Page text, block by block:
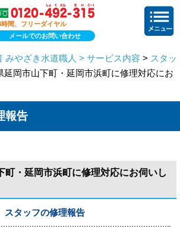
時間、フリーダイヤル
メールでのお問い合わせ
みやざき水道職人 > サービス内容 > スタッ
延岡市山下町・延岡市浜町に修理対応にお
報告
町・延岡市浜町に修理対応にお伺いし
スタッフの修理報告